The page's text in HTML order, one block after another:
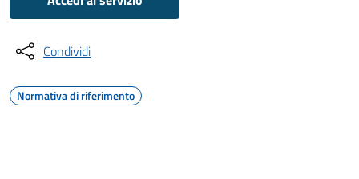
Condividi
Normativa di riferimento